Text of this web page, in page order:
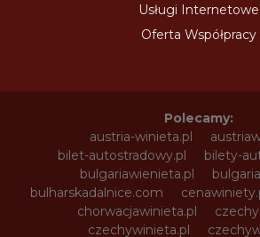
Usługi Internetowe
Oferta Współpracy
Polecamy:
austria-winieta.pl
bilet-autostradowy.pl
bilety-
bulgariawienieta.pl
bulharskadalnice.com
chorwacjawinieta.pl
czechywinieta.pl